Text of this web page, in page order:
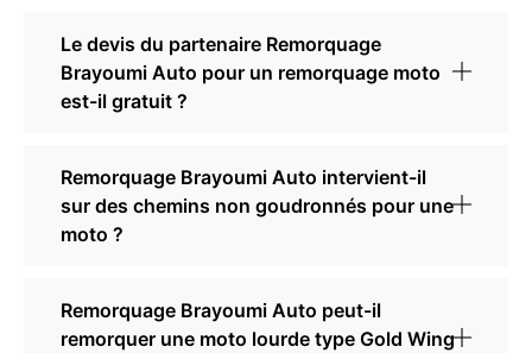
Le devis du partenaire Remorquage
Brayoumi Auto pour un remorquage moto
est-il gratuit ?
Remorquage Brayoumi Auto intervient-il
sur des chemins non goudronnés pour une
moto ?
Remorquage Brayoumi Auto peut-il
remorquer une moto lourde type Gold Wing